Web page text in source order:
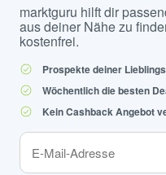
marktguru hilft dir
aus deiner Nähe zu
kostenfrei.
Prospekte deiner
Wöchentlich die besten
Kein Cashback Angebot